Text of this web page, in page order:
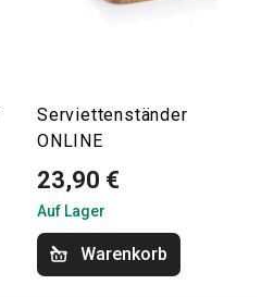
Serviettenständer
ONLINE
23,90 €
Auf Lager
Warenkorb